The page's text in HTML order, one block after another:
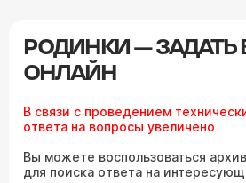
РОДИНКИ — ЗАДАТЬ
ОНЛАЙН
В связи с проведением
ответа на вопросы увеличено
Вы можете воспользоваться
для поиска ответа на